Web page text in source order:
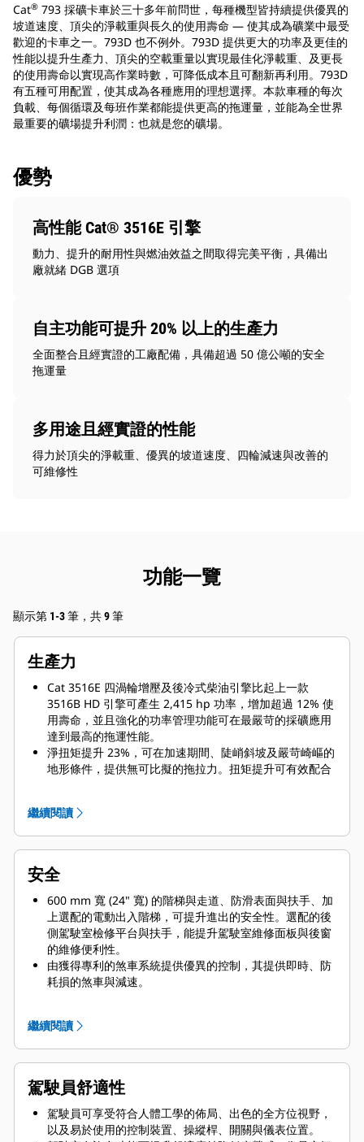
Cat® 793 採礦卡車於三十多年前問世，每種機型皆持續提供優異的
坡道速度、頂尖的淨載重與長久的使用壽命 — 使其成為礦業中最受
歡迎的卡車之一。793D 也不例外。793D 提供更大的功率及更佳的
性能以提升生產力、頂尖的空載重量以實現最佳化淨載重、及更長
的使用壽命以實現高作業時數，可降低成本且可翻新再利用。793D
有五種可用配置，使其成為各種應用的理想選擇。本款車種的每次
負載、每個循環及每班作業都能提供更高的拖運量，並能為全世界
最重要的礦場提升利潤：也就是您的礦場。
優勢
高性能 Cat® 3516E 引擎
動力、提升的耐用性與燃油效益之間取得完美平衡，具備出
廠就緒 DGB 選項
自主功能可提升 20% 以上的生產力
全面整合且經實證的工廠配備，具備超過 50 億公噸的安全
拖運量
多用途且經實證的性能
得力於頂尖的淨載重、優異的坡道速度、四輪減速與改善的
可維修性
功能一覽
顯示第 1-3 筆，共 9 筆
生產力
Cat 3516E 四渦輪增壓及後冷式柴油引擎比起上一款
3516B HD 引擎可產生 2,415 hp 功率，增加超過 12% 使
用壽命，並且強化的功率管理功能可在最嚴苛的採礦應用
達到最高的拖運性能。
淨扭矩提升 23%，可在加速期間、陡峭斜坡及嚴苛崎嶇的
地形條件，提供無可比擬的拖拉力。扭矩提升可有效配合
單體噴射 3516B 高排量引擎，以一致的動力及效率營造
頂尖的動力傳動系統性能
相較於競爭對手的機器，793D 的空載機器重量具備優
勢。其每次負載可提供更高的托運量，同時延長輪胎使用
壽命，並且減少燃油消耗，以及在回程托運時加快循環時
間。
共軌液壓系統提供多達 4% 的額外動力至地面，而非提供
給當下不需要的功能。
繼續閱讀
安全
600 mm 寬 (24" 寬) 的階梯與走道、防滑表面與扶手、加
上選配的電動出入階梯，可提升進出的安全性。選配的後
側駕駛室檢修平台與扶手，能提升駕駛室維修面板與後窗
的維修便利性。
由獲得專利的煞車系統提供優異的控制，其提供即時、防
耗損的煞車與減速。
了雷達和攝影機系統，可警告駕駛員注意機器附近的輕型
車輛或固定危險。
得力於車體舉起指示器、車體固定纜線與卸載時的反向中
位器，卸載操作變得更加安全。
輔助引擎停機開關位於地面高度，並且電池斷路開關位於
前保險桿正上方，可由地面高度鎖定電氣系統。
繼續閱讀
駕駛員舒適性
駕駛員可享受符合人體工學的佈局、出色的全方位視野，
以及易於使用的控制裝置、操縱桿、開關與儀表位置。